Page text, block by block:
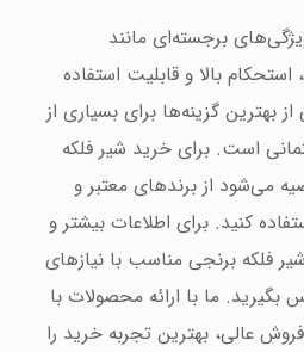
برجسته‌ای مانند
بالا و قابلیت استفاده
بهترین گزینه‌ها برای بسیاری از
است. برای خرید شیر فلکه
می‌شود از برندهای معتبر و
کنید. برای اطلاعات بیشتر و
فلکه برنجی مناسب با نیازهای
بگیرید. ما با ارائه محصولات با
عالی، بهترین تجربه خرید را